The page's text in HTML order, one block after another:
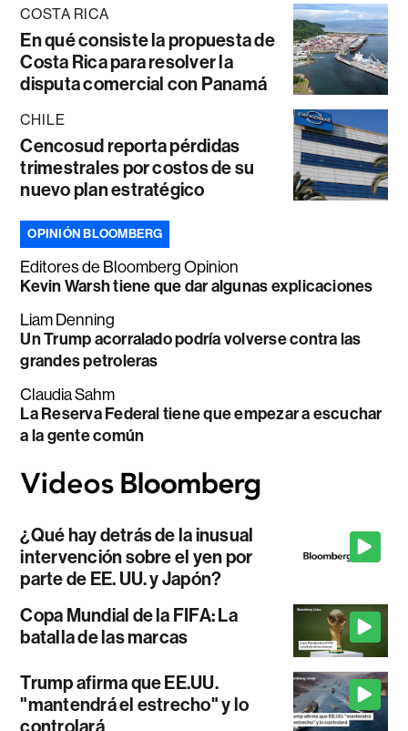
COSTA RICA
En qué consiste la propuesta de
Costa Rica para resolver la
disputa comercial con Panamá
CHILE
Cencosud reporta pérdidas
trimestrales por costos de su
nuevo plan estratégico
OPINIÓN BLOOMBERG
Editores de Bloomberg Opinion
Kevin Warsh tiene que dar algunas explicaciones
Liam Denning
Un Trump acorralado podría volverse contra las
grandes petroleras
Claudia Sahm
La Reserva Federal tiene que empezar a escuchar
a la gente común
¿Qué hay detrás de la inusual
intervención sobre el yen por
parte de EE. UU. y Japón?
Copa Mundial de la FIFA: La
batalla de las marcas
Trump afirma que EE.UU.
"mantendrá el estrecho" y lo